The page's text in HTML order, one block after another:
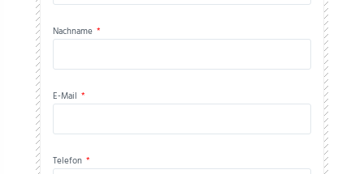
Nachname *
E-Mail *
Telefon *